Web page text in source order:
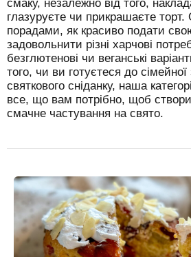
смаку, незалежно від того,
глазуруєте чи прикрашаєте
порадами, як красиво подати
задовольнити різні харчові
безглютенові чи веганські
того, чи ви готуєтеся до сімейної
святкового сніданку, наша
все, що вам потрібно, щоб
смачне частування на свято.